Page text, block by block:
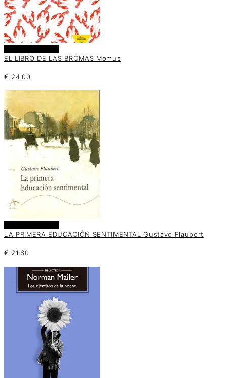
EL LIBRO DE LAS BROMAS Momus
€ 24.00
LA PRIMERA EDUCACIÓN SENTIMENTAL Gustave Flaubert
€ 21.60